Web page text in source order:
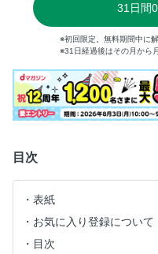
31 日間
※初回限定。無料期間中に
※31日経過後はその月から
目次
表紙
お気に入り登録について
目次